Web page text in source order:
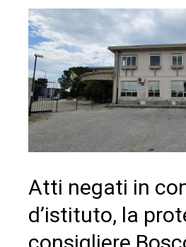
Atti negati in
d’istituto, la